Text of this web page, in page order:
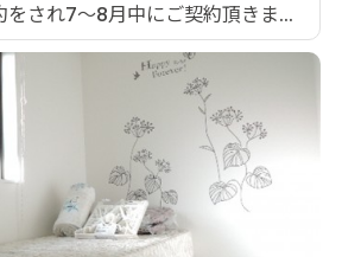
され7～8月中にご契約頂きま...